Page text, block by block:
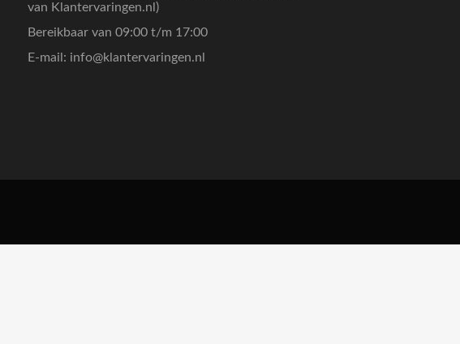
van Klantervaringen.nl)
Bereikbaar van 09:00 t/m 17:00
E-mail: info@klantervaringen.nl